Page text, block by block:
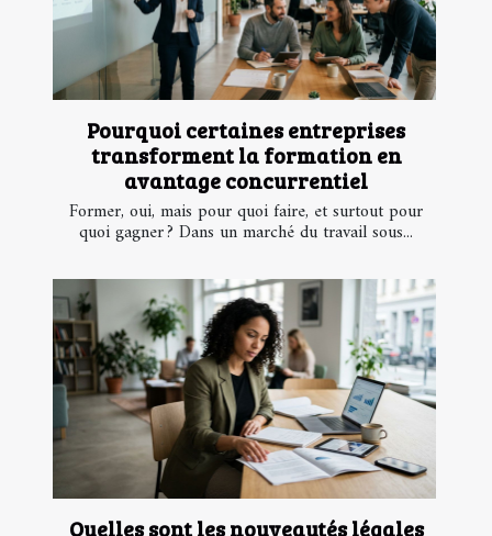
Pourquoi certaines entreprises
transforment la formation en
avantage concurrentiel
Former, oui, mais pour quoi faire, et surtout pour
quoi gagner ? Dans un marché du travail sous...
Quelles sont les nouveautés légales